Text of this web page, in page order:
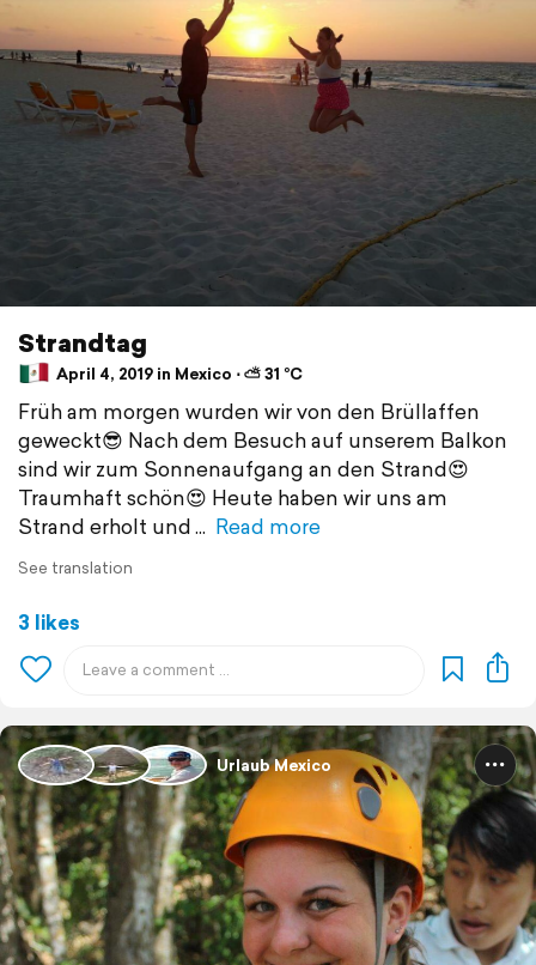
Strandtag
April 4, 2019 in Mexico ⋅ ⛅ 31 °C
Früh am morgen wurden wir von den Brüllaffen
geweckt😎 Nach dem Besuch auf unserem Balkon
sind wir zum Sonnenaufgang an den Strand😍
Traumhaft schön😍 Heute haben wir uns am
Strand erholt und
Read more
See translation
3 likes
Urlaub Mexico